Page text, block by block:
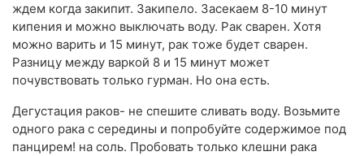
ждем когда закипит. Закипело. Засекаем 8-10 минут
кипения и можно выключать воду. Рак сварен. Хотя
можно варить и 15 минут, рак тоже будет сварен.
Разницу между варкой 8 и 15 минут может
почувствовать только гурман. Но она есть.
Дегустация раков- не спешите сливать воду. Возьмите
одного рака с середины и попробуйте содержимое под
панцирем! на соль. Пробовать только клешни рака